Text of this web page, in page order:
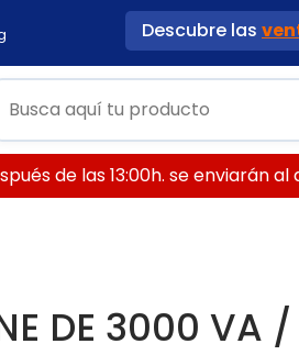
Descubre las
de las 13:00h. se enviarán al
DE 3000 VA